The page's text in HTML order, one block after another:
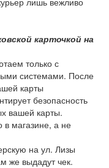
карточкой на
только с
системами. После
карты
безопасность
вашей карты.
в магазине, а не
на ул. Лизы
же выдадут чек.